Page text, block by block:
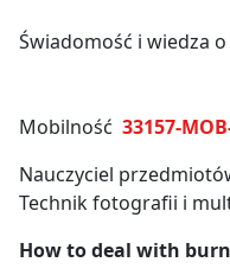
Świadomość i wiedza
Mobilność 33157-
Nauczyciel
Technik fotografii i
How to deal with